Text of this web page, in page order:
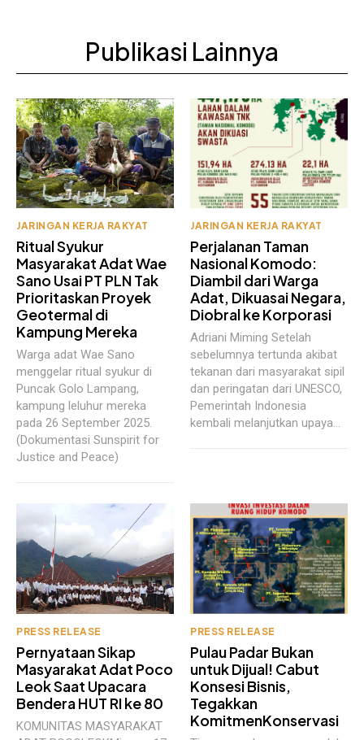
Publikasi Lainnya
JARINGAN KERJA RAKYAT
Ritual Syukur
Masyarakat Adat Wae
Sano Usai PT PLN Tak
Prioritaskan Proyek
Geotermal di
Kampung Mereka
Warga adat Wae Sano
menggelar ritual syukur di
Puncak Golo Lampang,
kampung leluhur mereka
pada 26 September 2025.
(Dokumentasi Sunspirit for
Justice and Peace)
JARINGAN KERJA RAKYAT
Perjalanan Taman
Nasional Komodo:
Diambil dari Warga
Adat, Dikuasai Negara,
Diobral ke Korporasi
Adriani Miming Setelah
sebelumnya tertunda akibat
tekanan dari masyarakat sipil
dan peringatan dari UNESCO,
Pemerintah Indonesia
kembali melanjutkan upaya...
PRESS RELEASE
Pernyataan Sikap
Masyarakat Adat Poco
Leok Saat Upacara
Bendera HUT RI ke 80
KOMUNITAS MASYARAKAT
PRESS RELEASE
Pulau Padar Bukan
untuk Dijual! Cabut
Konsesi Bisnis,
Tegakkan
KomitmenKonservasi